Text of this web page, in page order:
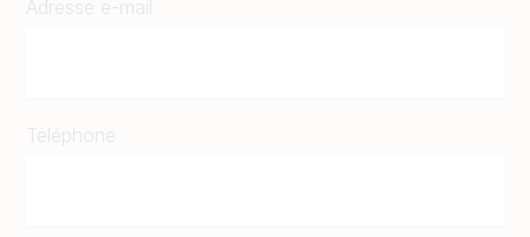
Adresse e-mail
Téléphone